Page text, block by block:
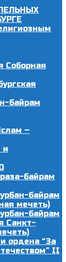
Соборная
байрам
–
и
байрам
байрам
мечеть)
байрам
Санкт-
ордена “За
II